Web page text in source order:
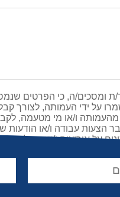
ת ומסכים/ה, כי הפרטים
על ידי העמותה, לצורך
מהעמותה ו/או מי מטעמה,
הצעות עבודה ו/או הודעות
על אירועים ו/או פעילויות